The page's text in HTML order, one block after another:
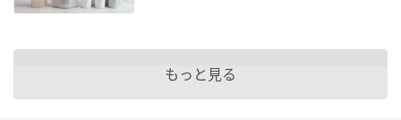
もっと見る